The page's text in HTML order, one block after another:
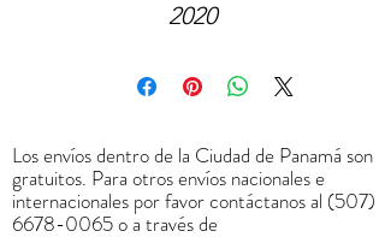
2020
Los envíos dentro de la Ciudad de Panamá son
gratuitos. Para otros envíos nacionales e
internacionales por favor contáctanos al (507)
6678-0065o a través de